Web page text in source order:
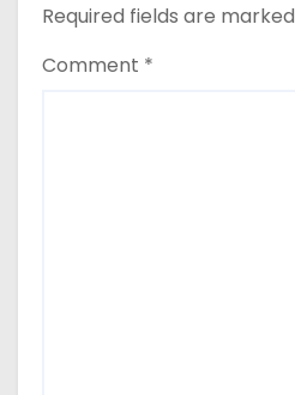
Required fields are marked
Comment *